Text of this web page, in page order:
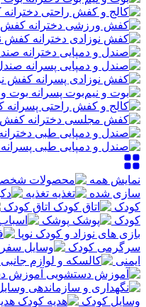
کفش
کفش
کفش
بوت و
کفش
نمایش همه
سازی شده
تغذیه
کودک
اتاق کودک
کودک
پوشک
بازی های نوزاد و کودک نوپا
سرگرمی کودک
ایمنی
آموزش
وسایل کودک